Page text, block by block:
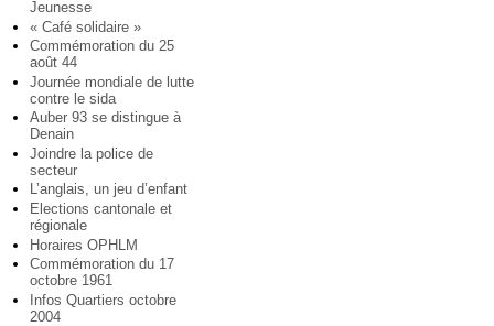
Jeunesse
« Café solidaire »
Commémoration du 25
août 44
Journée mondiale de lutte
contre le sida
Auber 93 se distingue à
Denain
Joindre la police de
secteur
L’anglais, un jeu d’enfant
Elections cantonale et
régionale
Horaires OPHLM
Commémoration du 17
octobre 1961
Infos Quartiers octobre
2004